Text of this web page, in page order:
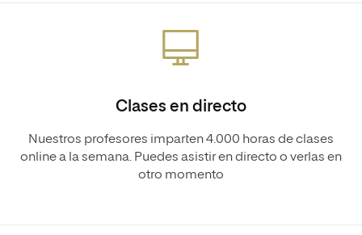
Clases en directo
Nuestros profesores imparten 4.000 horas de clases
online a la semana. Puedes asistir en directo o verlas en
otro momento